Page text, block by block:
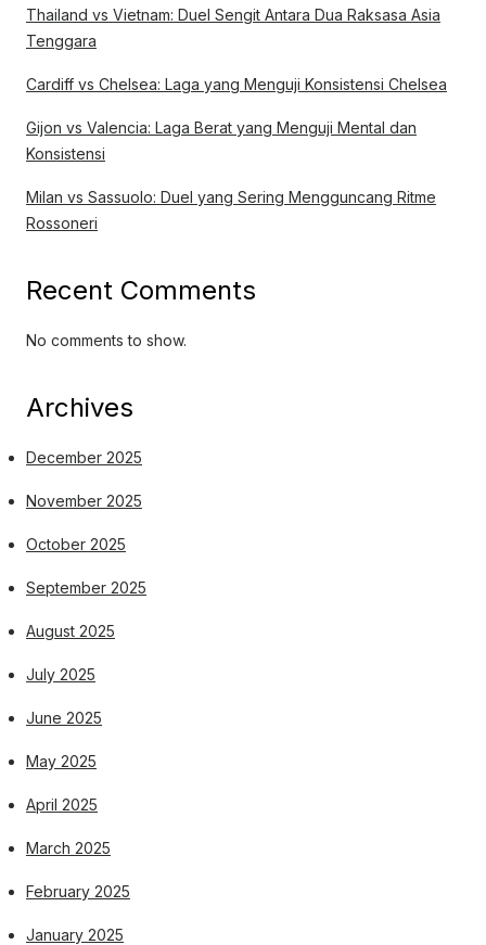
Thailand vs Vietnam: Duel Sengit Antara Dua Raksasa Asia
Tenggara
Cardiff vs Chelsea: Laga yang Menguji Konsistensi Chelsea
Gijon vs Valencia: Laga Berat yang Menguji Mental dan
Konsistensi
Milan vs Sassuolo: Duel yang Sering Mengguncang Ritme
Rossoneri
Recent Comments
No comments to show.
Archives
December 2025
November 2025
October 2025
September 2025
August 2025
July 2025
June 2025
May 2025
April 2025
March 2025
February 2025
January 2025